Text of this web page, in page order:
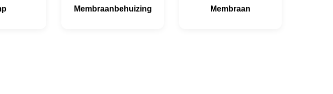
Membraanbehuizing Membraan